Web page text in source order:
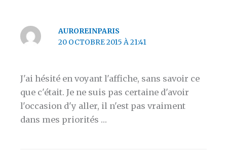
AUROREINPARIS
20 OCTOBRE 2015 À 21:41
J'ai hésité en voyant l'affiche, sans savoir ce
que c'était. Je ne suis pas certaine d'avoir
l'occasion d'y aller, il n'est pas vraiment
dans mes priorités …